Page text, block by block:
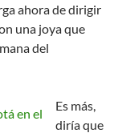
ahora de dirigir
una joya que
del
Es más,
diría que